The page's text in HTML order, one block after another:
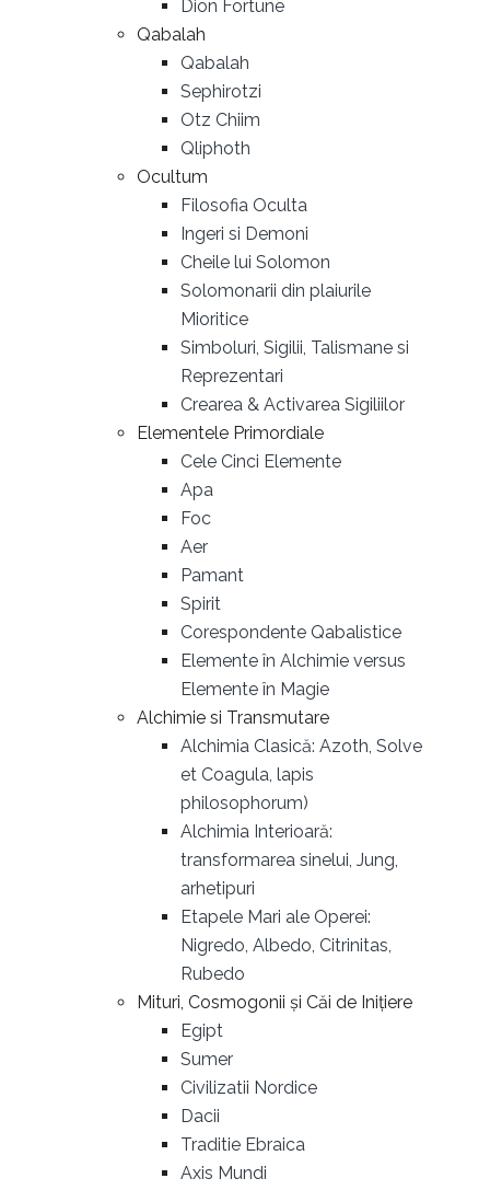
Dion Fortune
Qabalah
Qabalah
Sephirotzi
Otz Chiim
Qliphoth
Ocultum
Filosofia Oculta
Ingeri si Demoni
Cheile lui Solomon
Solomonarii din plaiurile
Mioritice
Simboluri, Sigilii, Talismane si
Reprezentari
Crearea & Activarea Sigiliilor
Elementele Primordiale
Cele Cinci Elemente
Apa
Foc
Aer
Pamant
Spirit
Corespondente Qabalistice
Elemente în Alchimie versus
Elemente în Magie
Alchimie si Transmutare
Alchimia Clasică: Azoth, Solve
et Coagula, lapis
philosophorum)
Alchimia Interioară:
transformarea sinelui, Jung,
arhetipuri
Etapele Mari ale Operei:
Nigredo, Albedo, Citrinitas,
Rubedo
Mituri, Cosmogonii și Căi de Inițiere
Egipt
Sumer
Civilizatii Nordice
Dacii
Traditie Ebraica
Axis Mundi